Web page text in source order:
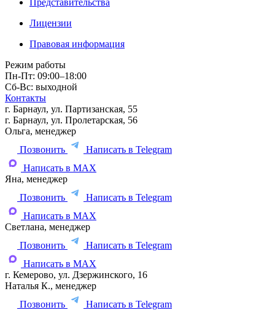
Лицензии
Правовая информация
Режим работы
Пн-Пт: 09:00–18:00
Сб-Вс: выходной
Контакты
г. Барнаул, ул. Партизанская, 55
г. Барнаул, ул. Пролетарская, 56
Ольга, менеджер
Позвонить
Написать в Telegram
Написать в MAX
Яна, менеджер
Позвонить
Написать в Telegram
Написать в MAX
Светлана, менеджер
Позвонить
Написать в Telegram
Написать в MAX
г. Кемерово, ул. Дзержинского, 16
Наталья К., менеджер
Позвонить
Написать в Telegram